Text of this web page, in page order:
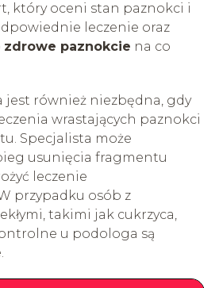
który oceni stan paznokci i
leczenie oraz
zdrowe paznokcie na co
jest również niezbędna, gdy
wrastających paznokci
Specjalista może
usunięcia fragmentu
leczenie
przypadku osób z
takimi jak cukrzyca,
u podologa są